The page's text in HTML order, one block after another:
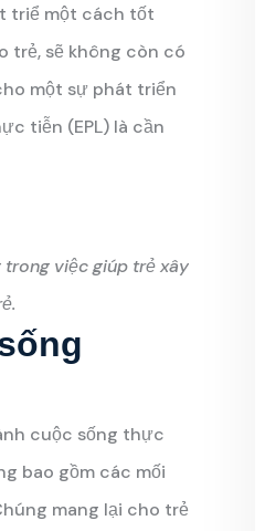
triể một cách tốt
trẻ, sẽ không còn có
một sự phát triển
tiễn (EPL) là cần
việc giúp trẻ xây
cuộc sống thực
bao gồm các mối
mang lại cho trẻ